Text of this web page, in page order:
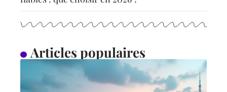
Articles populaires